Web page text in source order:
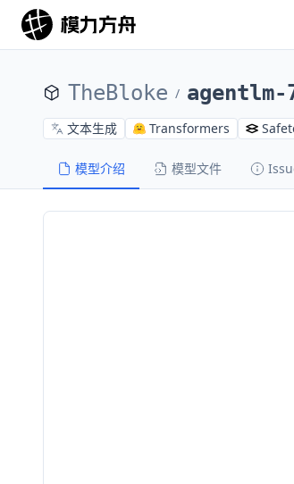
TheBloke / agentlm-
文本生成 Transformers
模型介绍 模型文件